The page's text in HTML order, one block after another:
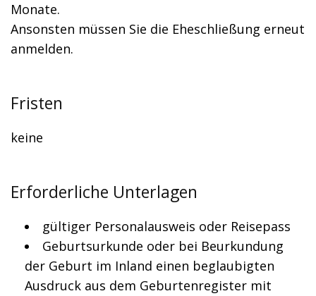
Monate.
Ansonsten müssen Sie die Eheschließung erneut
anmelden.
Fristen
keine
Erforderliche Unterlagen
gültiger Personalausweis oder Reisepass
Geburtsurkunde oder bei Beurkundung
der Geburt im Inland einen beglaubigten
Ausdruck aus dem Geburtenregister mit